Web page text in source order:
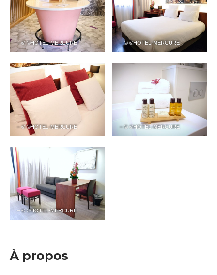
– © ©HOTEL-MERCURE – © ©HOTEL-MERCURE
– © ©HOTEL-MERCURE – © ©HOTEL-MERCURE
– © ©HOTEL-MERCURE
À propos